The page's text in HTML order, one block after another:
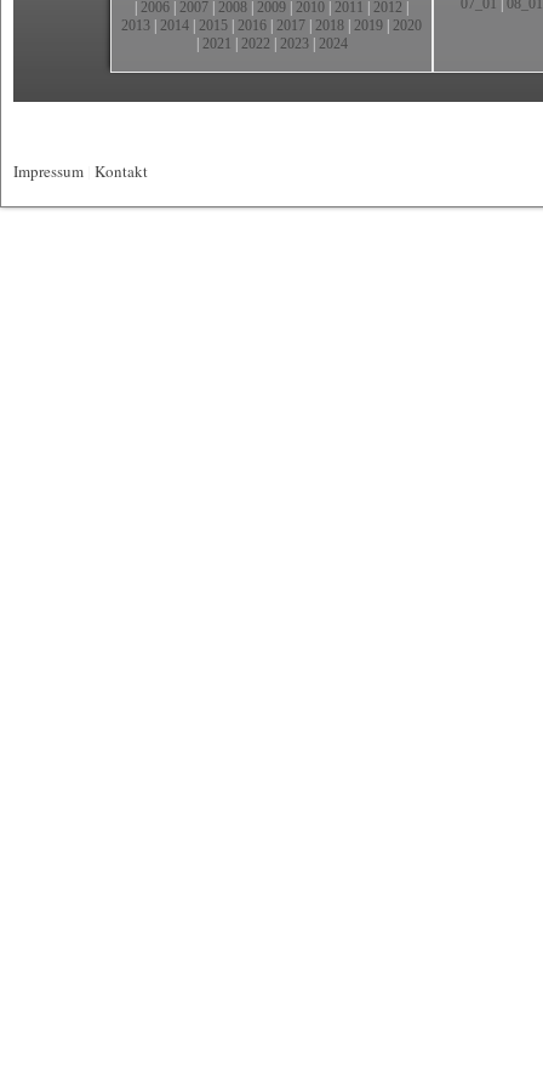
2006 2007 2008 2009 2010 2011 2012
2013 2014 2015 2016 2017 2018 2019 2020
2021 2022 2023| 2024
07_01
08_01
Impressum Kontakt